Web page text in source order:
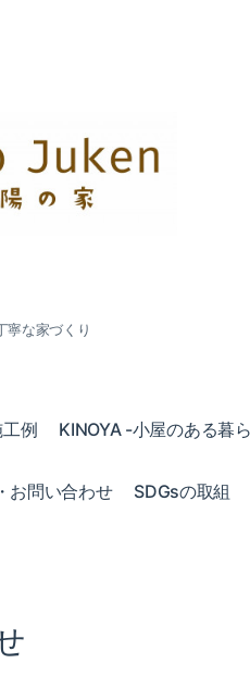
寧な家づくり
例 KINOYA -小屋のある暮
お問い合わせ SDGsの取組